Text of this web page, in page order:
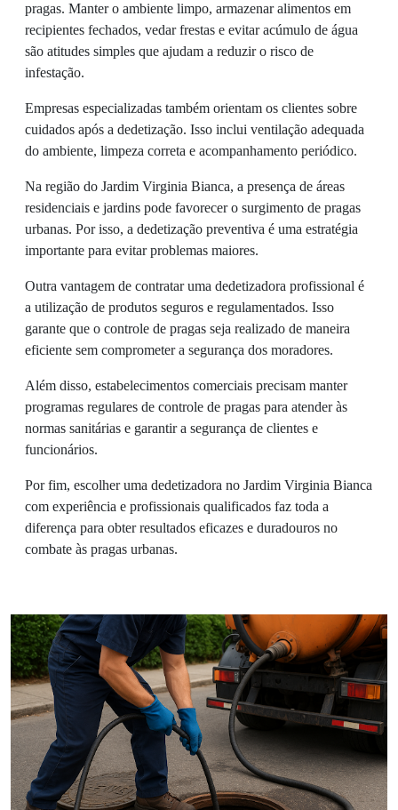
pragas. Manter o ambiente limpo, armazenar alimentos em
recipientes fechados, vedar frestas e evitar acúmulo de água
são atitudes simples que ajudam a reduzir o risco de
infestação.
Empresas especializadas também orientam os clientes sobre
cuidados após a dedetização. Isso inclui ventilação adequada
do ambiente, limpeza correta e acompanhamento periódico.
Na região do Jardim Virginia Bianca, a presença de áreas
residenciais e jardins pode favorecer o surgimento de pragas
urbanas. Por isso, a dedetização preventiva é uma estratégia
importante para evitar problemas maiores.
Outra vantagem de contratar uma dedetizadora profissional é
a utilização de produtos seguros e regulamentados. Isso
garante que o controle de pragas seja realizado de maneira
eficiente sem comprometer a segurança dos moradores.
Além disso, estabelecimentos comerciais precisam manter
programas regulares de controle de pragas para atender às
normas sanitárias e garantir a segurança de clientes e
funcionários.
Por fim, escolher uma dedetizadora no Jardim Virginia Bianca
com experiência e profissionais qualificados faz toda a
diferença para obter resultados eficazes e duradouros no
combate às pragas urbanas.